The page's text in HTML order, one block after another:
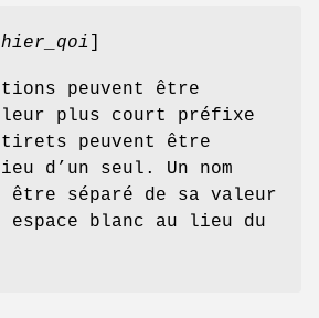
peuvent être
leur plus court préfixe
tirets peuvent être
d’un seul. Un nom
être séparé de sa valeur
espace blanc au lieu du